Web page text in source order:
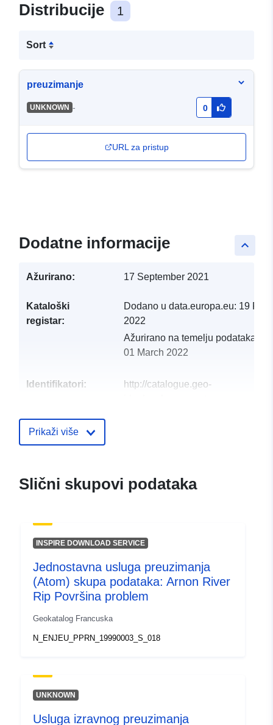
Distribucije 1
Sort
preuzimanje
UNKNOWN - 0
URL za pristup
keyboard_arrow_up
Dodatne informacije
Ažurirano: 17 September 2021
Kataloški
registar:
Dodano u data.europa.eu: 19
2022
Ažurirano na temelju
01 March 2022
Identifikatori:
http://catalogue.geo-
uriRef:
http://data.europa.eu/88u/dataset/
Tip:
Resurs:
http://inspire.ec.europa.eu/
codelist/SpatialDataServiceType/
Prikaži više
Slični skupovi podataka
INSPIRE DOWNLOAD SERVICE
Jednostavna usluga preuzimanja
(Atom) skupa podataka: Arnon River
Rip Površina problem
Geokatalog Francuska
N_ENJEU_PPRN_19990003_S_018
UNKNOWN
Usluga izravnog preuzimanja